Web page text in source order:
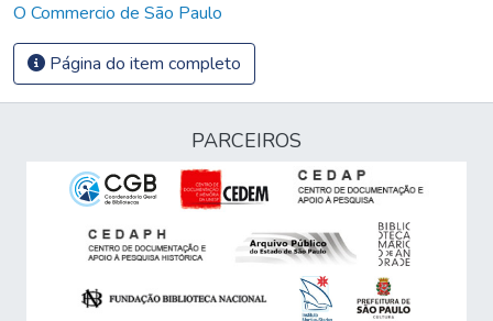
O Commercio de São Paulo
Página do item completo
PARCEIROS